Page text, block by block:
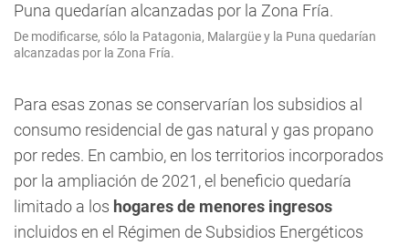
De modificarse, sólo la Patagonia, Malargüe y la Puna quedarían
alcanzadas por la Zona Fría.
Para esas zonas se conservarían los subsidios al
consumo residencial de gas natural y gas propano
por redes. En cambio, en los territorios incorporados
por la ampliación de 2021, el beneficio quedaría
limitado a los hogares de menores ingresos
incluidos en el Régimen de Subsidios Energéticos